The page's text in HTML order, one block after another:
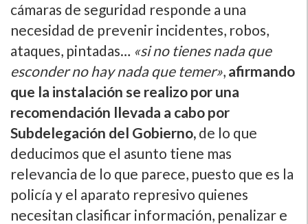
cámaras de seguridad responde a una
necesidad de prevenir incidentes, robos,
ataques, pintadas… «si no tienes nada que
esconder no hay nada que temer», afirmando
que la instalación se realizo por una
recomendación llevada a cabo por
Subdelegación del Gobierno, de lo que
deducimos que el asunto tiene mas
relevancia de lo que parece, puesto que es la
policí­a y el aparato represivo quienes
necesitan clasificar información, penalizar e